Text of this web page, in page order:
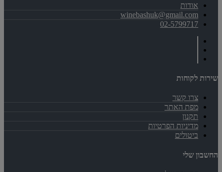
אודות
winebashuk@gmail.com
02-5799717
שירות לקוחות
צרו קשר
מפת האתר
תקנון
מדיניות הפרטיות
ביטולים
החשבון שלי